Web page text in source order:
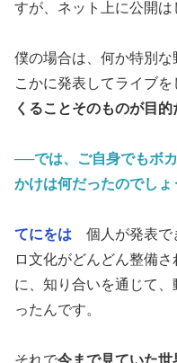
すが、ネット上に公開は
僕の場合は、何か特別
こかに発表してライブ
くることそのものが目
──では、ご自身でもボ
かけは何だったのでしょ
てにをは 個人が発表で
ロ文化がどんどん整備
に、知り合いを通じて
ったんです。
それで今まで見ていた